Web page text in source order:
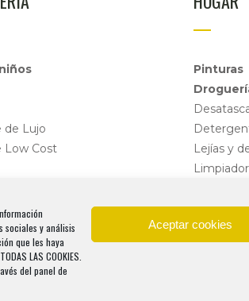
sociales y análisis
que les haya
LAS COOKIES.
del panel de
Aceptar cookies
de Lujo
Low Cost
Pinturas
Lejías y